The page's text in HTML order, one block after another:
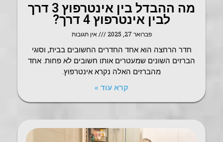
מה ההבדל בין אינטרפוץ 3 דרך
לבין אינטרפוץ 4 דרך?
פברואר 27, 2025 אין תגובות
חדר הרחצה הוא אחד החדרים החשובים בבית, וסוגי
הברזים השונים שמעטרים אותו חשובים לא פחות. אחד
מהברזים האלה נקרא אינטרפוץ.
קרא עוד »